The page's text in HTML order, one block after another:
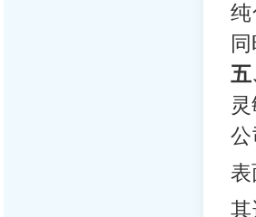
五
表